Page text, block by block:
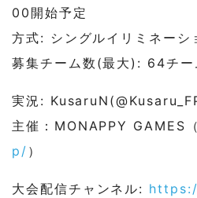
00開始予定
方式: シングルイリミネーシ
募集チーム数(最大): 64チー
実況:
主催：MONAPPY GAMES（
p/ ）
大会配信チャンネル: